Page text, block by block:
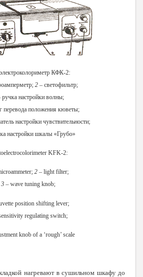
КФК-2:
2 – светофильтр;
ручка настройки волны;
перевода положения кюветы;
настройки чувствительности;
настройки шкалы «Грубо»
KFK-2:
2 – light filter;
3 – wave tuning knob;
position shifting lever;
regulating switch;
knob of a ‘rough’ scale
нагревают в сушильном шкафу до